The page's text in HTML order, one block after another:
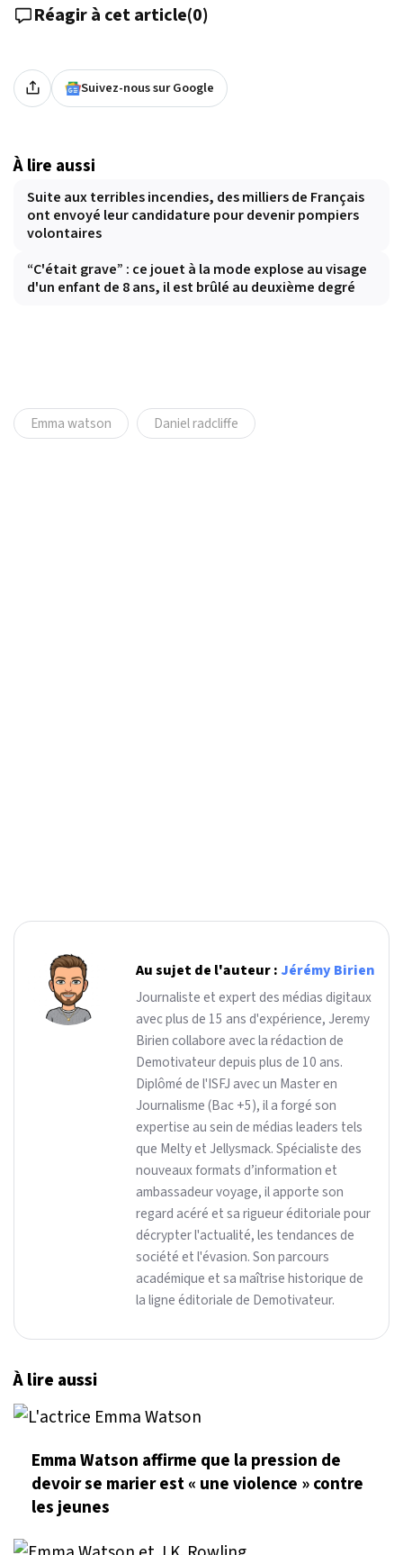
Réagir à cet article(0)
Suivez-nous sur Google
À lire aussi
Suite aux terribles incendies, des milliers de Français
ont envoyé leur candidature pour devenir pompiers
volontaires
“C'était grave” : ce jouet à la mode explose au visage
d'un enfant de 8 ans, il est brûlé au deuxième degré
Emma watson Daniel radcliffe
Au sujet de l'auteur : Jérémy Birien
Journaliste et expert des médias digitaux
avec plus de 15 ans d'expérience, Jeremy
Birien collabore avec la rédaction de
Demotivateur depuis plus de 10 ans.
Diplômé de l'ISFJ avec un Master en
Journalisme (Bac +5), il a forgé son
expertise au sein de médias leaders tels
que Melty et Jellysmack. Spécialiste des
nouveaux formats d’information et
ambassadeur voyage, il apporte son
regard acéré et sa rigueur éditoriale pour
décrypter l'actualité, les tendances de
société et l'évasion. Son parcours
académique et sa maîtrise historique de
la ligne éditoriale de Demotivateur.
À lire aussi
Emma Watson affirme que la pression de
devoir se marier est « une violence » contre
les jeunes